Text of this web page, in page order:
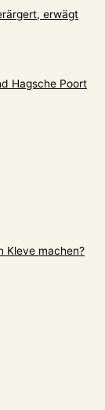
erwägt
Hagsche Poort
Kleve machen?